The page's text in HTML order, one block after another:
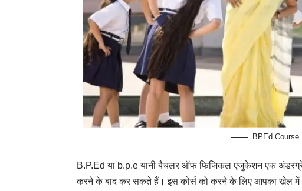
BPEd Course
B.P.Ed या b.p.e यानी बैचलर ऑफ फिजिकल एजुकेशन एक
करने के बाद कर सकते हैं। इस कोर्स को करने के लिए आपका खेल में